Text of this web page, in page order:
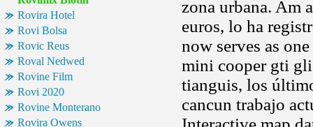
Rovira Hotel
Rovi Bolsa
Rovic Reus
Roval Nedwed
Rovine Film
Rovi 2020
Rovine Monterano
Rovira Owens
zona urbana. Am
euros, lo ha
now serves as
mini cooper gti gli
tianguis, los
cancun trabajo